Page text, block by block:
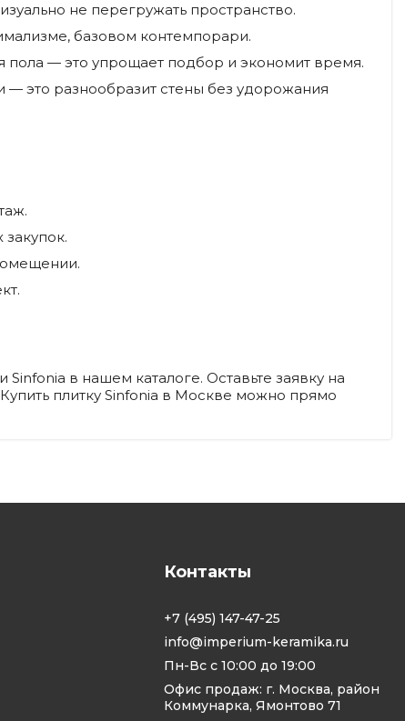
не перегружать пространство.
базовом контемпорари.
пола — это упрощает подбор и экономит время.
— это разнообразит стены без удорожания
в нашем каталоге. Оставьте заявку на
плитку Sinfonia в Москве можно прямо
Контакты
+7 (495) 147-47-25
info@imperium-keramika.ru
Пн-Вс с 10:00 до 19:00
Офис продаж: г. Москва, район
Коммунарка, Ямонтово 71